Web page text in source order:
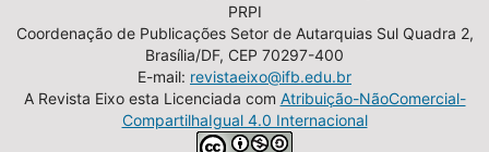
PRPI
Coordenação de Publicações Setor de Autarquias Sul Quadra 2,
Brasília/DF, CEP 70297-400
E-mail: revistaeixo@ifb.edu.br
A Revista Eixo esta Licenciada com Atribuição-NãoComercial-
CompartilhaIgual 4.0 Internacional